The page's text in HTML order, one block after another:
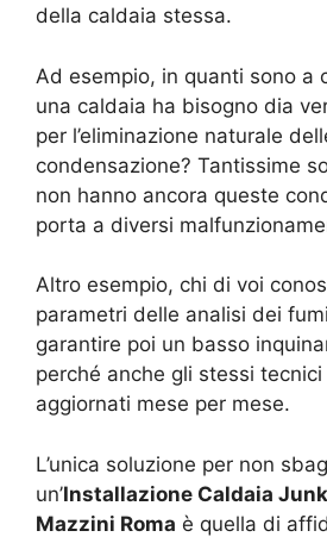
della caldaia stessa.
Ad esempio, in quanti sono a
una caldaia ha bisogno dia
per l’eliminazione naturale
condensazione? Tantissime
non hanno ancora queste
porta a diversi
Altro esempio, chi di voi
parametri delle analisi dei
garantire poi un basso
perché anche gli stessi
aggiornati mese per mese.
L’unica soluzione per non
un’Installazione Caldaia
Mazzini Roma è quella di